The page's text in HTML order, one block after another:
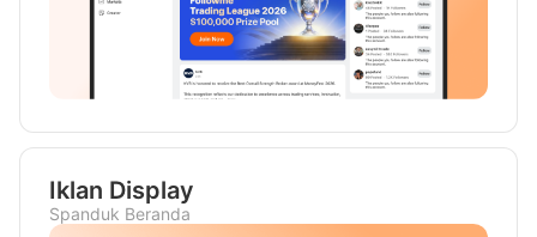
Iklan Display
Spanduk Beranda